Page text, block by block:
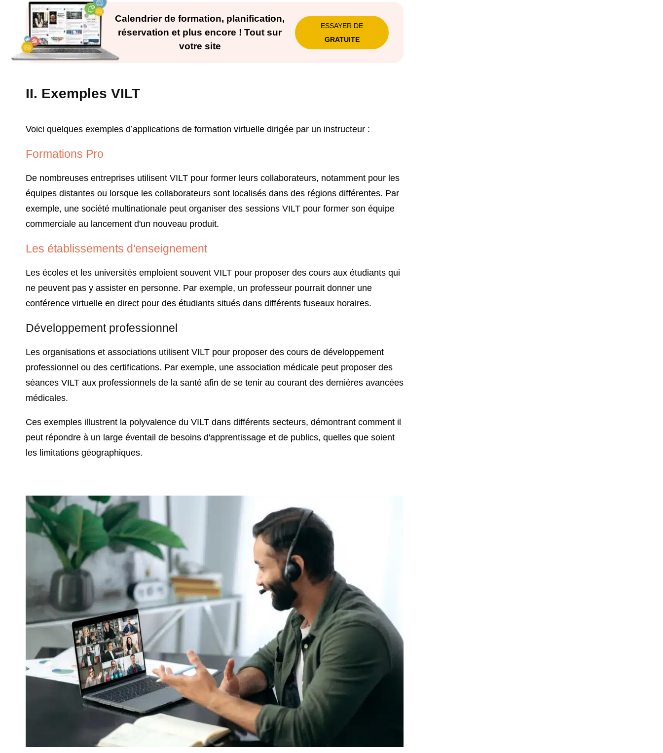
Calendrier de formation, planification,
réservation et plus encore ! Tout sur
votre site
ESSAYER DE
GRATUITE
II. Exemples VILT
Voici quelques exemples d’applications de formation virtuelle dirigée par un instructeur :
Formations Pro
De nombreuses entreprises utilisent VILT pour former leurs collaborateurs, notamment pour les
équipes distantes ou lorsque les collaborateurs sont localisés dans des régions différentes. Par
exemple, une société multinationale peut organiser des sessions VILT pour former son équipe
commerciale au lancement d'un nouveau produit.
Les établissements d'enseignement
Les écoles et les universités emploient souvent VILT pour proposer des cours aux étudiants qui
ne peuvent pas y assister en personne. Par exemple, un professeur pourrait donner une
conférence virtuelle en direct pour des étudiants situés dans différents fuseaux horaires.
Développement professionnel
Les organisations et associations utilisent VILT pour proposer des cours de développement
professionnel ou des certifications. Par exemple, une association médicale peut proposer des
séances VILT aux professionnels de la santé afin de se tenir au courant des dernières avancées
médicales.
Ces exemples illustrent la polyvalence du VILT dans différents secteurs, démontrant comment il
peut répondre à un large éventail de besoins d'apprentissage et de publics, quelles que soient
les limitations géographiques.